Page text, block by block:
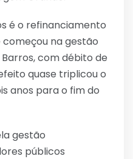
é o refinanciamento
começou na gestão
com débito de
quase triplicou o
anos para o fim do
gestão
públicos